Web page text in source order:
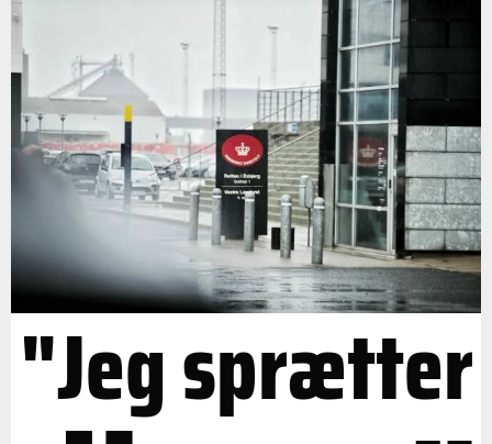
"Jeg sprætter